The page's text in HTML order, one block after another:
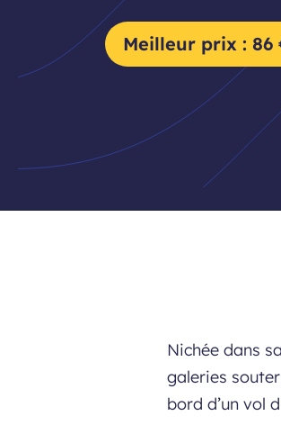
Meilleur prix : 86
Nichée dans
galeries
bord d’un vol